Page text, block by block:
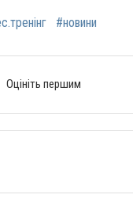
#новини
Оцініть першим